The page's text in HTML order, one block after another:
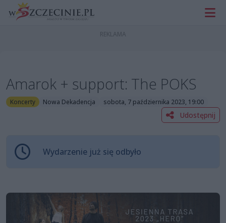
Amarok + support: The POKS
Koncerty Nowa Dekadencja sobota, 7 października 2023, 19:00
Udostępnij
Wydarzenie już się odbyło